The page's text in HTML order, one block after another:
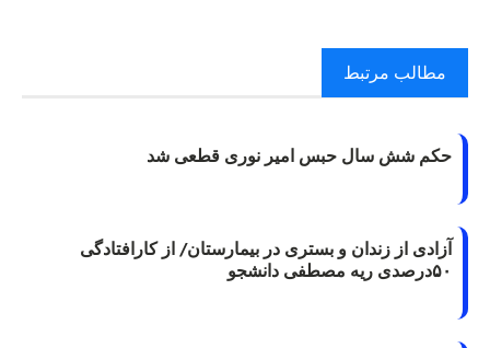
مطالب مرتبط
حکم شش سال حبس امیر نوری قطعی شد
آزادی از زندان و بستری در بیمارستان/ از کارافتادگی
۵۰درصدی ریه مصطفی دانشجو